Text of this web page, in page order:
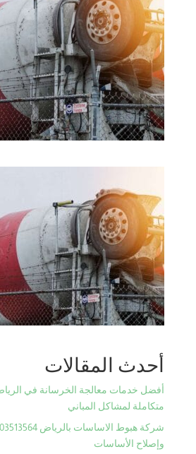
أحدث المقالات
متكاملة لمشاكل المباني
وإصلاح الأساسات